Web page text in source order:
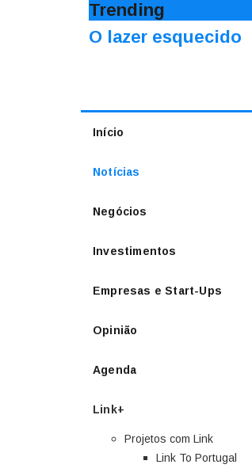
Trending
O lazer esquecido
Início
Notícias
Negócios
Investimentos
Empresas e Start-Ups
Opinião
Agenda
Link+
Projetos com Link
Link To Portugal